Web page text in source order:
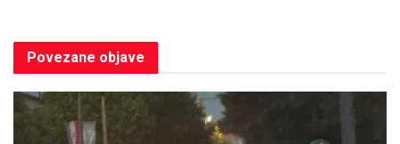
Povezane objave